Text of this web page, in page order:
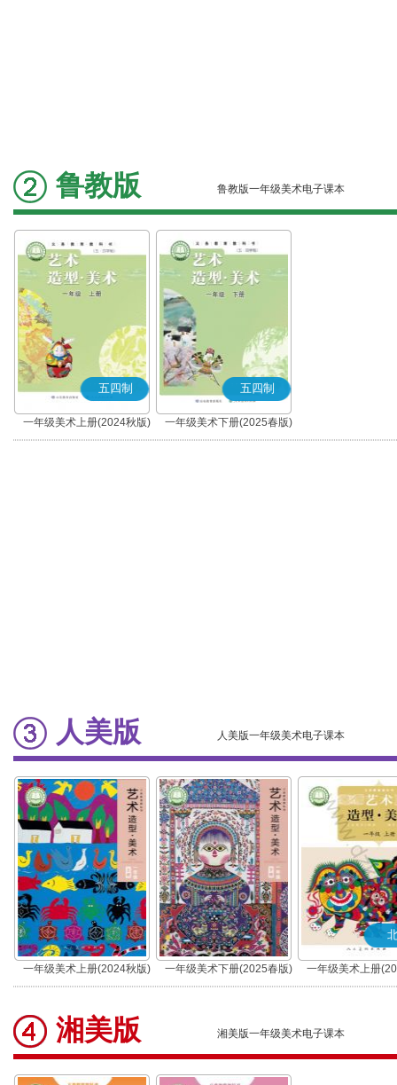
鲁教版 鲁教版一年级美术电子课本
五四制
一年级美术上册(2024秋版)
五四制
一年级美术下册(2025春版)
人美版 人美版一年级美术电子课本
一年级美术上册(2024秋版) 一年级美术下册(2025春版)
一年级美术上册
(北京)
湘美版 湘美版一年级美术电子课本